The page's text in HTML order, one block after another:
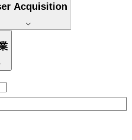
Acquisition